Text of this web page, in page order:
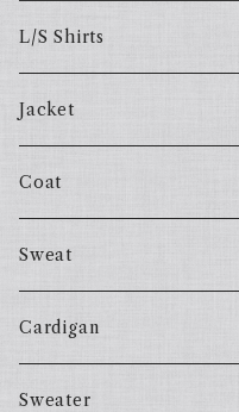
L/S Shirts
Jacket
Coat
Sweat
Cardigan
Sweater